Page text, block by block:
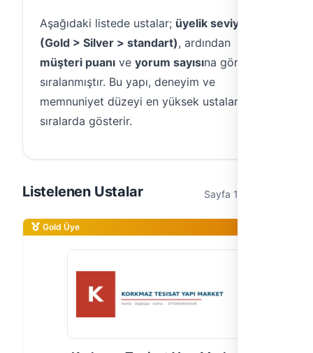
Aşağıdaki listede ustalar; üyelik seviyesi
(Gold > Silver > standart), ardından
müşteri puanı ve yorum sayısına göre
sıralanmıştır. Bu yapı, deneyim ve
memnuniyet düzeyi en yüksek ustaları üst
sıralarda gösterir.
Listelenen Ustalar Sayfa 1 / 1 (4 usta)
Gold Üye